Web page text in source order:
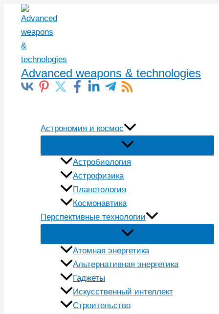
Перейти
содержимому
Advanced weapons & technologies
Астрономия и космос
Астробиология
Астрофизика
Планетология
Космонавтика
Перспективные технологии
Атомная энергетика
Альтернативная энергетика
Гаджеты
Искусственный интеллект
Строительство